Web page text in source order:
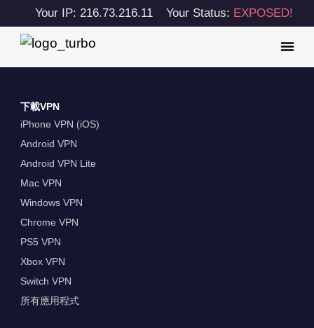
Your IP: 216.73.216.11 Your Status: EXPOSED!
下載VPN
iPhone VPN (iOS)
Android VPN
Android VPN Lite
Mac VPN
Windows VPN
Chrome VPN
PS5 VPN
Xbox VPN
Switch VPN
所有應用程式